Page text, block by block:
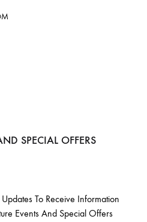
SPECIAL OFFERS
To Receive Information
Events And Special Offers